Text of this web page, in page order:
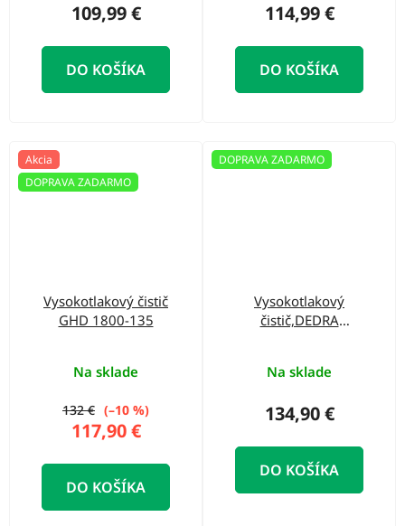
109,99 €
DO KOŠÍKA
114,99 €
DO KOŠÍKA
Akcia
DOPRAVA ZADARMO
Vysokotlakový čistič
GHD 1800-135
Na sklade
117,90 €
132 € (–10 %)
DO KOŠÍKA
DOPRAVA ZADARMO
Vysokotlakový
čistič,DEDRA
Na sklade
134,90 €
DO KOŠÍKA